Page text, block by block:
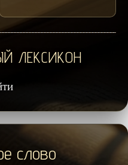
ЛЕКСИКОН
слово